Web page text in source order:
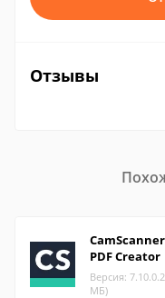
Отзывы
PDF Creator
Версия:
МБ)